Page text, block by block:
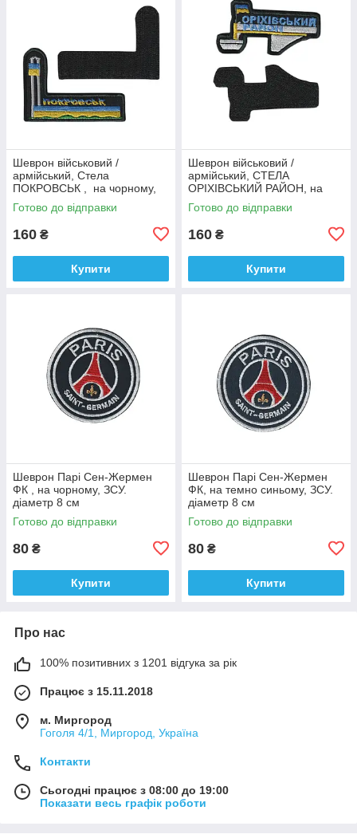
Шеврон військовий /
армійський, Стела
ПОКРОВСЬК , на чорному,
ЗСУ, 9 см *6,5 см
Готово до відправки
160 ₴
Купити
Шеврон військовий /
армійський, СТЕЛА
ОРІХІВСЬКИЙ РАЙОН, на
чорному, ЗСУ, 9 см *4,5 см
Готово до відправки
160 ₴
Купити
Шеврон Парі Сен-Жермен
ФК , на чорному, ЗСУ.
діаметр 8 см
Готово до відправки
80 ₴
Купити
Шеврон Парі Сен-Жермен
ФК, на темно синьому, ЗСУ.
діаметр 8 см
Готово до відправки
80 ₴
Купити
Про нас
100% позитивних з 1201 відгука за рік
Працює з 15.11.2018
м. Миргород
Гоголя 4/1, Миргород, Україна
Контакти
Сьогодні працює з 08:00 до 19:00
Показати весь графік роботи